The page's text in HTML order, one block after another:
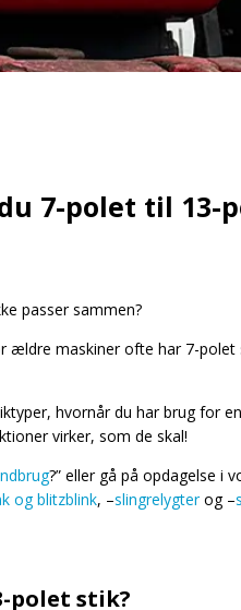
7-polet til 13-
passer sammen?
ældre maskiner ofte har 7-
hvornår du har brug for en
virker, som de skal!
?” eller gå på opdagelse i
og blitzblink, –slingrelygterog –
polet stik?